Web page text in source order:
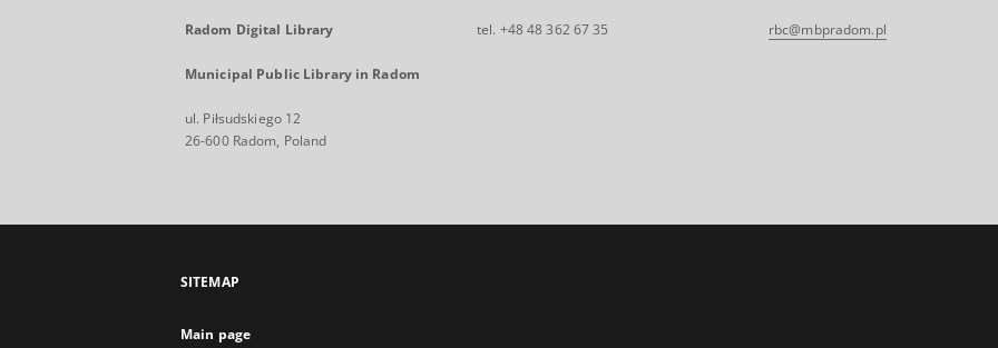
Radom Digital Library
Municipal Public Library in Radom
ul. Piłsudskiego 12
26-600 Radom, Poland
tel. +48 48 362 67 35 rbc@mbpradom.pl
SITEMAP
Main page